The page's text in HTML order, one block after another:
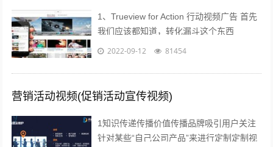
1、Trueview for Action 行动视频广告 首先
我们应该都知道，转化漏斗这个东西
Awareness接触 Consideration考虑...
2022-09-12 81454
营销活动视频(促销活动宣传视频)
1知识传递传播价值传播品牌吸引用户关注
针对某些“自己公司产品”来进行定制定制视